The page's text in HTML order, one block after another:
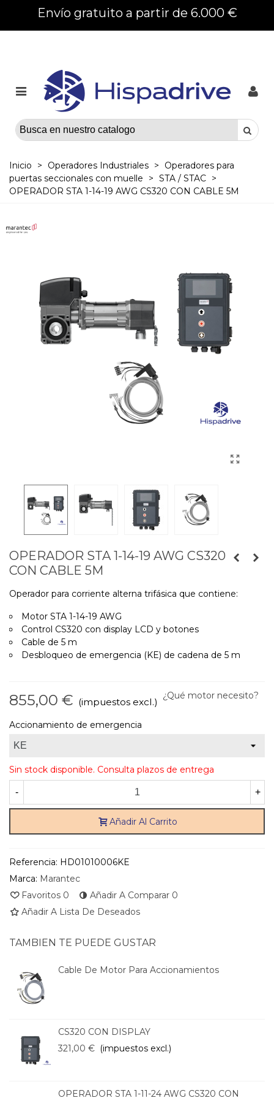
Envío gratuito a partir de 6.000 €
Inicio > Operadores Industriales >
Operadores para
puertas seccionales con muelle
> STA / STAC >
OPERADOR STA 1-14-19 AWG CS320 CON CABLE 5M
OPERADOR STA 1-14-19 AWG CS320
CON CABLE 5M
Operador para corriente alterna trifásica que contiene:
Motor STA 1-14-19 AWG
Control CS320 con display LCD y botones
Cable de 5 m
Desbloqueo de emergencia (KE) de cadena de 5 m
855,00 € (impuestos excl.)
¿Qué motor necesito?
Accionamiento de emergencia
Sin stock disponible. Consulta plazos de entrega
- +
Añadir Al Carrito
Referencia: HD01010006KE
Marca: Marantec
Favoritos 0 Añadir A Comparar 0
Añadir A Lista De Deseados
TAMBIEN TE PUEDE GUSTAR
Cable De Motor Para Accionamientos
CS320 CON DISPLAY
321,00 € (impuestos excl.)
OPERADOR STA 1-11-24 AWG CS320 CON